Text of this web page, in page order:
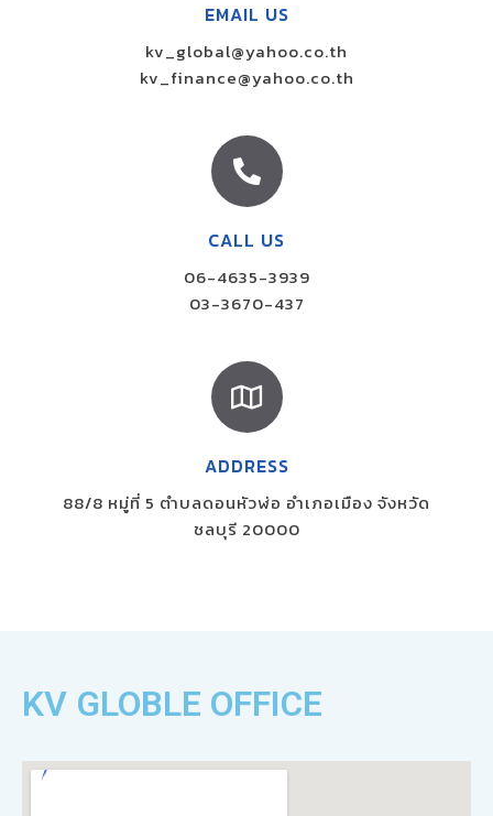
EMAIL US
kv_global@yahoo.co.th
kv_finance@yahoo.co.th
CALL US
06-4635-3939
03-3670-437
ADDRESS
88/8 หมู่ที่ 5 ตำบลดอนหัวฬ่อ อำเภอเมือง จังหวัด
ชลบุรี 20000
KV GLOBLE OFFICE